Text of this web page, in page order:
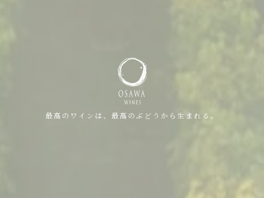
最高のワインは、最高のぶどうから生まれる。